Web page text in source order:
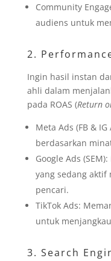
Community
audiens untuk
2.
Ingin hasil instan
ahli dalam
pada ROAS (Return
Meta Ads (FB &
berdasarkan
Google Ads
yang sedang
pencari.
TikTok Ads:
untuk
3. Search